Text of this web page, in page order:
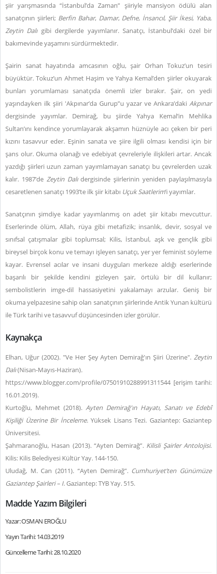
şiir yarışmasında “İstanbul’da Zaman” şiiriyle mansiyon ödülü alan
sanatçının şiirleri; Berfin Bahar, Damar, Defne, İnsancıl, Şiir İkesi, Yaba,
Zeytin Dalıgibi dergilerde yayımlanır. Sanatçı, İstanbul’daki özel bir
bakımevinde yaşamını sürdürmektedir.
Şairin sanat hayatında amcasının oğlu, şair Orhan Tokuz’un tesiri
büyüktür. Tokuz’un Ahmet Haşim ve Yahya Kemal’den şiirler okuyarak
bunları yorumlaması sanatçıda önemli izler bırakır. Şair, on yedi
yaşındayken ilk şiiri 'Akpınar’da Gurup”u yazar ve Ankara’daki Akpınar
dergisinde yayımlar. Demirağ, bu şiirde Yahya Kemal’in Mehlika
Sultan’ını kendince yorumlayarak akşamın hüznüyle acı çeken bir peri
kızını tasavvur eder. Eşinin sanata ve şiire ilgili olması kendisi için bir
şans olur. Okuma olanağı ve edebiyat çevreleriyle ilişkileri artar. Ancak
yazdığı şiirleri uzun zaman yayımlamayan sanatçı bu çevrelerden uzak
kalır. 1987’de Zeytin Dalıdergisinde şiirlerinin yeniden paylaşılmasıyla
cesaretlenen sanatçı 1993’te ilk şiir kitabı Uçuk Saatlerim’i yayımlar.
Sanatçının şimdiye kadar yayımlanmış on adet şiir kitabı mevcuttur.
Eserlerinde ölüm, Allah, rüya gibi metafizik; insanlık, devir, sosyal ve
sınıfsal çatışmalar gibi toplumsal; Kilis, İstanbul, aşk ve gençlik gibi
bireysel birçok konu ve temayı işleyen sanatçı, yer yer feminist söyleme
kayar. Evrensel acılar ve insani duyguları merkeze aldığı eserlerinde
başarılı bir şekilde kendini gizleyen şair, örtülü bir dil kullanır;
sembolistlerin imge-dil hassasiyetini yakalamayı arzular. Geniş bir
okuma yelpazesine sahip olan sanatçının şiirlerinde Antik Yunan kültürü
ile Türk tarihi ve tasavvuf düşüncesinden izler görülür.
Kaynakça
Elhan, Uğur (2002). "Ve Her Şey Ayten Demirağ'ın Şiiri Üzerine". Zeytin
Dalı(Nisan-Mayıs-Haziran).
https://www.blogger.com/profile/07501910288991311544 [erişim tarihi:
16.01.2019).
Kurtoğlu, Mehmet (2018). Ayten Demirağ'ın Hayatı, Sanatı ve Edebî
Kişiliği Üzerine Bir İnceleme. Yüksek Lisans Tezi. Gaziantep: Gaziantep
Üniversitesi.
Şahmaranoğlu, Hasan (2013). “Ayten Demirağ”. Kilisli Şairler Antolojisi.
Kilis: Kilis Belediyesi Kültür Yay. 144-150.
Uludağ, M. Can (2011). “Ayten Demirağ”. Cumhuriyet’ten Günümüze
Gaziantep Şairleri – I. Gaziantep: TYB Yay. 515.
Madde Yazım Bilgileri
Yazar: OSMAN EROĞLU
Yayın Tarihi: 14.03.2019
Güncelleme Tarihi: 28.10.2020